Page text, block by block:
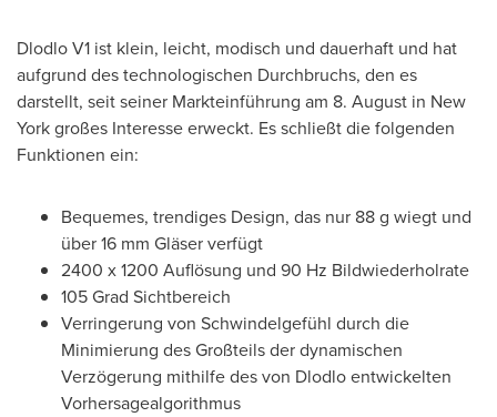
Dlodlo V1 ist klein, leicht, modisch und dauerhaft und hat
aufgrund des technologischen Durchbruchs, den es
darstellt, seit seiner Markteinführung am 8. August in New
Yorkgroßes Interesse erweckt. Es schließt die folgenden
Funktionen ein:
Bequemes, trendiges Design, das nur 88 g wiegt und
über 16 mm Gläser verfügt
2400 x 1200 Auflösung und 90 Hz Bildwiederholrate
105 Grad Sichtbereich
Verringerung von Schwindelgefühl durch die
Minimierung des Großteils der dynamischen
Verzögerung mithilfe des von Dlodlo entwickelten
Vorhersagealgorithmus